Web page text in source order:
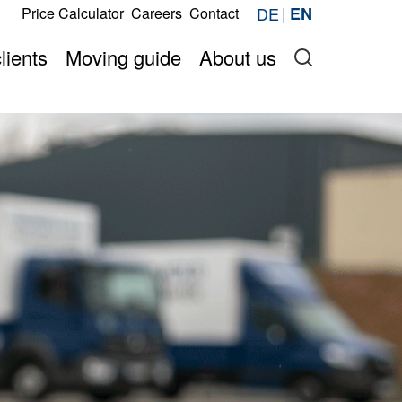
Request now
price online
Moving guide
Onlineshop
About us
Price Calculator Careers Contact DE EN